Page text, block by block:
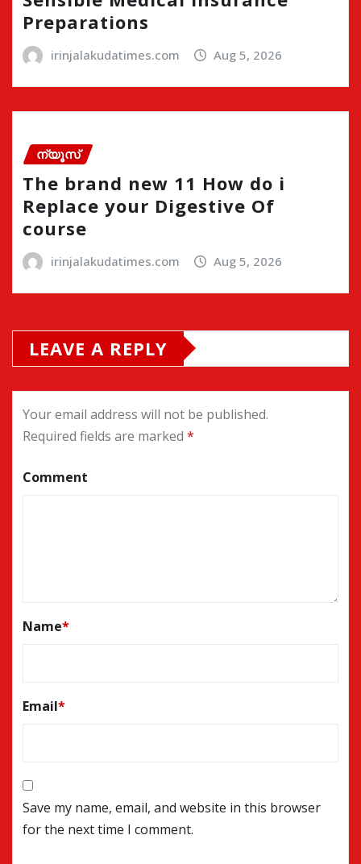
Preparations
irinjalakudatimes.com Aug 5, 2026
ന്യൂസ്
The brand new 11 How do i
Replace your Digestive Of
course
irinjalakudatimes.com Aug 5, 2026
LEAVE A REPLY
Your email address will not be published.
Required fields are marked *
Comment
Name*
Email*
Save my name, email, and website in this browser
for the next time I comment.